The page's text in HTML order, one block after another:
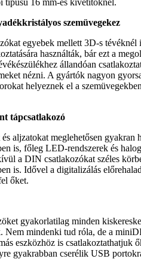
típusú 16 mm-es kivetítőknél.
szemüvegekez
egyebek mellett 3D-s
használták, bár ezt a
állandóan
nézni. A gyártók nagyon
helyeznek el a
tápcsatlakozó
aljzatokat meglehetősen gyakran
is, főleg LED-rendszerek és
a DIN csatlakozókat széles
is. Idővel a digitalizálás
őket.
gyakorlatilag minden
Nem mindenki tud róla, de a
eszközhöz is csatlakoztathatjuk
gyakrabban cserélik USB